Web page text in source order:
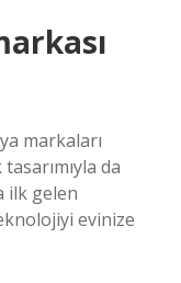
markaları
da
ilk gelen
evinize